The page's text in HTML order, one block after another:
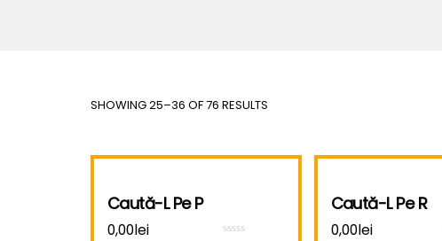
SHOWING 25–36 OF 76 RESULTS
Caută-L Pe P
0,00lei
Caută-L Pe R
0,00lei